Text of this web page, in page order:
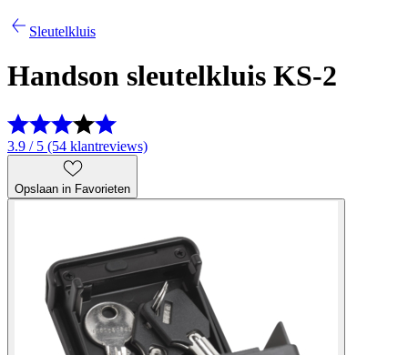
Sleutelkluis
Handson sleutelkluis KS-2
3.9 / 5 (54 klantreviews)
Opslaan in Favorieten